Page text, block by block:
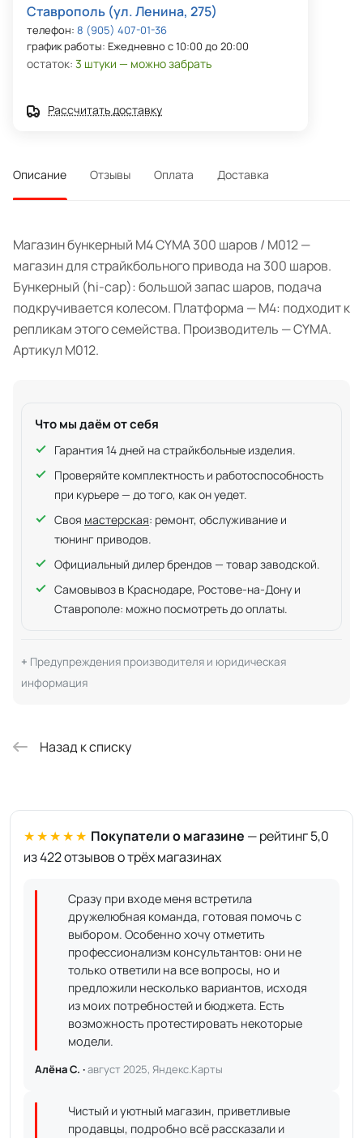
Ставрополь (ул. Ленина, 275)
телефон: 8 (905) 407-01-36
график работы: Ежедневно с 10:00 до 20:00
остаток: 3 штуки — можно забрать
Рассчитать доставку
Описание Отзывы Оплата Доставка
Магазин бункерный M4 CYMA 300 шаров / М012 —
магазин для страйкбольного привода на 300 шаров.
Бункерный (hi-cap): большой запас шаров, подача
подкручивается колесом. Платформа — M4: подходит к
репликам этого семейства. Производитель — CYMA.
Артикул M012.
Что мы даём от себя
Гарантия 14 дней на страйкбольные изделия.
Проверяйте комплектность и работоспособность
при курьере — до того, как он уедет.
Своя мастерская: ремонт, обслуживание и
тюнинг приводов.
Официальный дилер брендов — товар заводской.
Самовывоз в Краснодаре, Ростове-на-Дону и
Ставрополе: можно посмотреть до оплаты.
Предупреждения производителя и юридическая
информация
Назад к списку
★★★★★ Покупатели о магазине — рейтинг 5,0
из 422 отзывов о трёх магазинах
Сразу при входе меня встретила
дружелюбная команда, готовая помочь с
выбором. Особенно хочу отметить
профессионализм консультантов: они не
только ответили на все вопросы, но и
предложили несколько вариантов, исходя
из моих потребностей и бюджета. Есть
возможность протестировать некоторые
модели.
Алёна С. ·август 2025, Яндекс.Карты
Чистый и уютный магазин, приветливые
продавцы, подробно всё рассказали и